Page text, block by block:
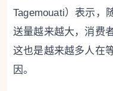
Tagemouati）表示，
送量越来越大，消费
这也是越来越多人在
因。